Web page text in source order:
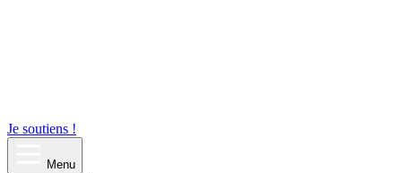
Je soutiens !
Menu